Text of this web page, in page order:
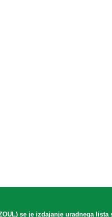
se je izdajanje uradnega lista